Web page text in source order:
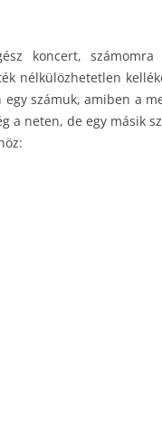
koncert,
nélkülözhetetlen
számuk, amiben a
a neten, de egy másik